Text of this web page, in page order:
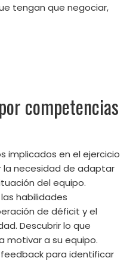
tengan que negociar,
competencias
implicados en el ejercicio
necesidad de adaptar
del equipo.
habilidades
de déficit y el
Descubrir lo que
motivar a su equipo.
para identificar